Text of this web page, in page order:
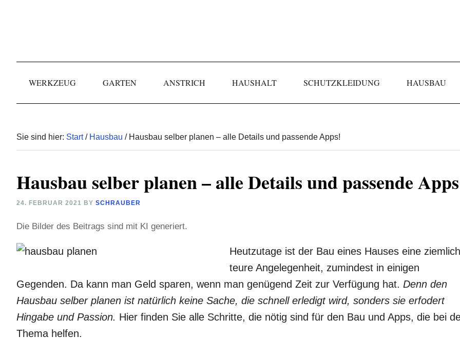
WERKZEUG GARTEN ANSTRICH HAUSHALT SCHUTZKLEIDUNG HAUSBAU
Sie sind hier: Start/ Hausbau / Hausbau selber planen – alle Details und passende Apps!
Hausbau selber planen – alle Details und passende
24. FEBRUAR 2021 BY SCHRAUBER
Die Bilder des Beitrags sind mit KI generiert.
Heutzutage ist der Bau eines Hauses eine ziemlich
teure Angelegenheit, zumindest in einigen
Gegenden. Da kann man Geld sparen, wenn man genügend Zeit zur Verfügung hat. Denn den
Hausbau selber planen ist natürlich keine Sache, die schnell erledigt wird, sonders sie erfodert
Hingabe und Passion. Hier finden Sie alle Schritte, die nötig sind für den Bau und Apps, die bei
Thema helfen.